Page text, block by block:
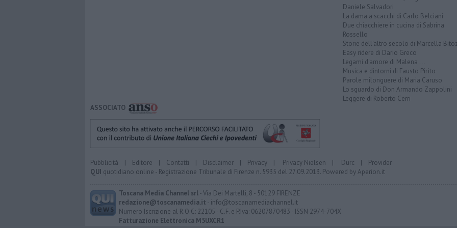
Daniele Salvadori
La dama a scacchi di Carlo Belciani
Due chiacchiere in cucina di Sabrina
Rossello
Storie dell'altro secolo di Marcella
Easy ridere di Dario Greco
Legami d'amore di Malena ...
Musica e dintorni di Fausto Pirìto
Parole milonguere di Maria Caruso
Lo sguardo di Don Armando Zappolini
Leggere di Roberto Cerri
ASSOCIATO
Pubblicità | Editore | Contatti | Disclaimer | Privacy | Privacy Nielsen | Durc | Provider
QUI quotidiano online - Registrazione Tribunale di Firenze n. 5935 del 27.09.2013. Powered byAperion.it
Toscana Media Channel srl- Via Dei Martelli, 8 - 50129 FIRENZE
redazione@toscanamedia.it - info@toscanamediachannel.it
Numero Iscrizione al R.O.C: 22105 - C.F. e P.Iva: 06207870483 - ISSN 2974-704X
Fatturazione Elettronica M5UXCR1